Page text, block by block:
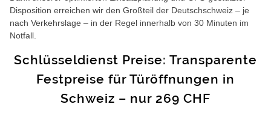
Disposition erreichen wir den Großteil der Deutschschweiz – je
nach Verkehrslage – in der Regel innerhalb von 30 Minuten im
Notfall.
Schlüsseldienst Preise: Transparente
Festpreise für Türöffnungen in
Schweiz – nur 269 CHF